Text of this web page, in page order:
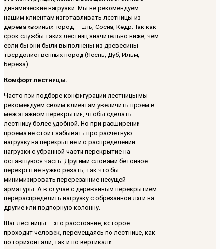
динамические нагрузки. Мы не рекомендуем
нашим клиентам изготавливать лестницы из
дерева хвойных пород — Ель, Сосна, Кедр. Так как
срок службы таких лестниц значительно ниже, чем
если бы они были выполнены из древесины
твердолиственных пород (Ясень, Дуб, Ильм,
Береза).
Комфорт лестницы.
Часто при подборе конфигурации лестницы мы
рекомендуем своим клиентам увеличить проем в
меж этажном перекрытии, чтобы сделать
лестницу более удобной. Но при расширении
проема не стоит забывать про расчетную
нагрузку на перекрытие и о распределении
нагрузки с убранной части перекрытие на
оставшуюся часть. Другими словами бетонное
перекрытие нужно резать, так что бы
минимизировать перерезанние несущей
арматуры. А в случае с деревянным перекрытием
перераспределить нагрузку с обрезанной лаги на
другие или подпорную колонну.
Шаг лестницы – это расстояние, которое
проходит человек, перемещаясь по лестнице, как
по горизонтали, так и по вертикали.